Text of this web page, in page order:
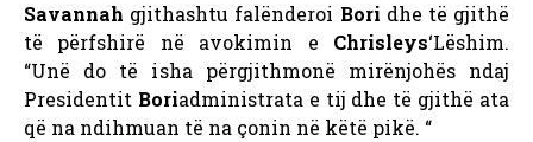
Savannah gjithashtu falënderoi Bori dhe të gjithë
të përfshirë në avokimin e Chrisleys‘Lëshim.
“Unë do të isha përgjithmonë mirënjohës ndaj
Presidentit Boriadministrata e tij dhe të gjithë ata
që na ndihmuan të na çonin në këtë pikë. “